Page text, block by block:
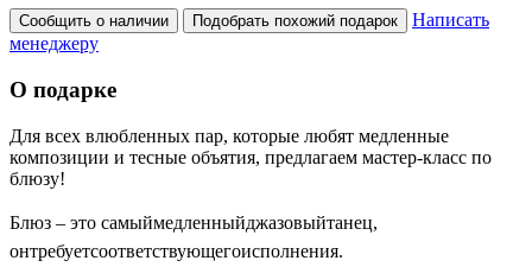
Сообщить о наличии Подобрать похожий подарок
Написать
менеджеру
О подарке
Для всех влюбленных пар, которые любят медленные
композиции и тесные объятия, предлагаем мастер-класс по
блюзу!
Блюз – это самыймедленныйджазовыйтанец,
онтребуетсоответствующегоисполнения.